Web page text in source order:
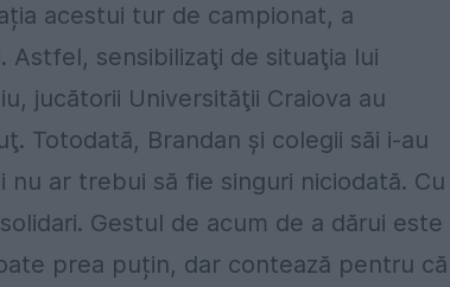
acestui tur de campionat, a
sensibilizaţi de situaţia lui
jucătorii Universităţii Craiova au
Totodată, Brandan şi colegii săi i-au
ar trebui să fie singuri niciodată. Cu
Gestul de acum de a dărui este
prea puțin, dar contează pentru că